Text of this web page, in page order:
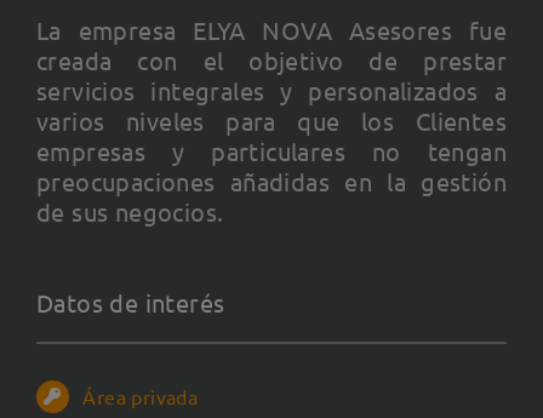
La empresa ELYA NOVA Asesores fue
creada con el objetivo de prestar
servicios integrales y personalizados a
varios niveles para que los Clientes
empresas y particulares no tengan
preocupaciones añadidas en la gestión
de sus negocios.
Datos de interés
Área privada